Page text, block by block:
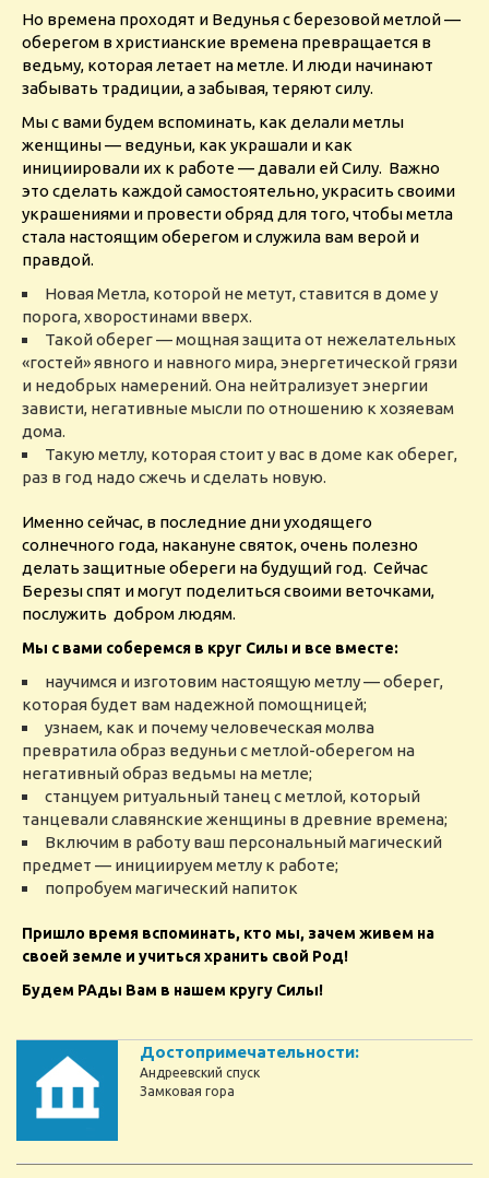
Но времена проходят и Ведунья с березовой метлой —
оберегом в христианские времена превращается в
ведьму, которая летает на метле. И люди начинают
забывать традиции, а забывая, теряют силу.
Мы с вами будем вспоминать, как делали метлы
женщины — ведуньи, как украшали и как
инициировали их к работе — давали ей Силу. Важно
это сделать каждой самостоятельно, украсить своими
украшениями и провести обряд для того, чтобы метла
стала настоящим оберегом и служила вам верой и
правдой.
Новая Метла, которой не метут, ставится в доме у
порога, хворостинами вверх.
Такой оберег — мощная защита от нежелательных
«гостей» явного и навного мира, энергетической грязи
и недобрых намерений. Она нейтрализует энергии
зависти, негативные мысли по отношению к хозяевам
дома.
Такую метлу, которая стоит у вас в доме как оберег,
раз в год надо сжечь и сделать новую.
Именно сейчас, в последние дни уходящего
солнечного года, накануне святок, очень полезно
делать защитные обереги на будущий год. Сейчас
Березы спят и могут поделиться своими веточками,
послужить добром людям.
Мы с вами соберемся в круг Силы и все вместе:
научимся и изготовим настоящую метлу — оберег,
которая будет вам надежной помощницей;
узнаем, как и почему человеческая молва
превратила образ ведуньи с метлой-оберегом на
негативный образ ведьмы на метле;
станцуем ритуальный танец с метлой, который
танцевали славянские женщины в древние времена;
Включим в работу ваш персональный магический
предмет — инициируем метлу к работе;
попробуем магический напиток
Пришло время вспоминать, кто мы, зачем живем на
своей земле и учиться хранить свой Род!
Будем РАды Вам в нашем кругу Силы!
Достопримечательности:
Андреевский спуск
Замковая гора